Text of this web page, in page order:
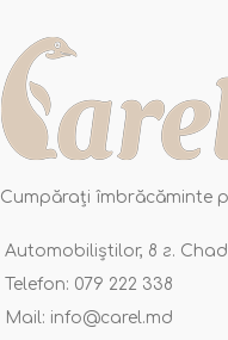
Cumpărați îmbrăcăminte
Automobiliștilor, 8 г.
Telefon: 079 222 338
Mail: info@carel.md